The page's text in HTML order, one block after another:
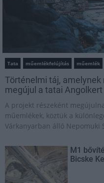
Tata műemlékfelújítás műemlék
Történelmi táj,
megújul a tatai Angolkert
A projekt részeként
műemlékek, köztük a
Várkanyarban álló Nepomuki
M1
Bicske